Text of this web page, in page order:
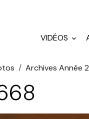
VIDÉOS
Archives Année